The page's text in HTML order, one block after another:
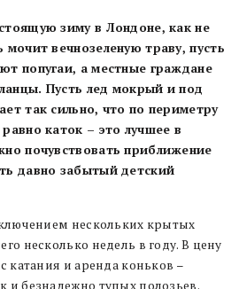
зиму в Лондоне, как не
вечнозеленую траву, пусть
попугаи, а местные граждане
Пусть лед мокрый и под
так сильно, что по периметру
каток – это лучшее в
почувствовать приближение
давно забытый детский
нескольких крытых
несколько недель в году. В цену
катания и аренда коньков –
и безнадежно тупых полозьев.